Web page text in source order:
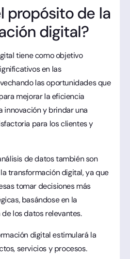
propósito de la
digital?
tiene como objetivo
en las
las oportunidades que
mejorar la eficiencia
innovación y brindar una
para los clientes y
de datos también son
transformación digital, ya que
tomar decisiones más
basándose en la
los datos relevantes.
digital estimulará la
servicios y procesos.